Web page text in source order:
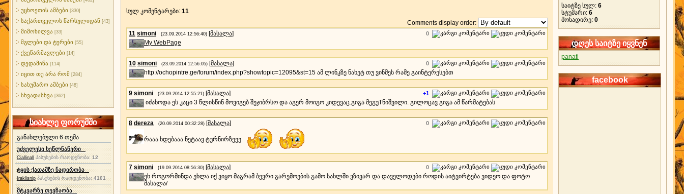
უცხოეთის ამბები [330]
საქართველოს წარსულიდან [43]
მიმოხილვა [33]
მგლები და ტურები [55]
ქვეწარმავლები [14]
დედამიწა [114]
იცით თუ არა რომ [284]
სახუმარო ამბები [48]
სხვადასხვა [362]
სიახლე ფორუმში
განახლებული 6 თემა
უძველესი ხეწლნაწერი
Ciallinall პასუხების რაოდენობა:12
ტყის ქათამზე ნადირობა
Iraklisnip პასუხების რაოდენობა: 4101
მტკვარზე თევზაობა
სულ კომენტარები: 11
Comments display order:
0
11 simoni (23.09.2014 12:56:40) [მასალა]
My WebPage
0
10 simoni (23.09.2014 12:56:05) [მასალა]
http://ochopintre.ge/forum/index.php?showtopic=12095&st=15 ამ ლინკზე ნახეტ თუ ვინმეს რამე გაინტერესებთ
+1
9 simoni (23.09.2014 12:55:21) [მასალა]
იძახოდა ეს კაცი 3 წლისწინ მოვიგებ შეჯიბრსო და აგერ მოიგო კიდევაც.გიგა მეგუTნიშვილი. გილოცავ გიგა ამ წარმატებას
0
8 dereza (20.09.2014 00:32:28) [მასალა]
რააა ხდებააა ნეტაავ ტურნირზეეე
0
7 simoni (19.09.2014 08:56:30) [მასალა]
ეხ როგორმინდა ეხლა იქ ვიყო მაგრამ ბევრი გარემოების გამო სახლში ვზივარ და დაველოდები როდის აიტვირტება ვიდეო და ფოტო
მასალა/
საიტზე სულ: 6
სტუმარი: 6
მონადირე: 0
დღეს საიტზე იყვნენ
panati
facebook